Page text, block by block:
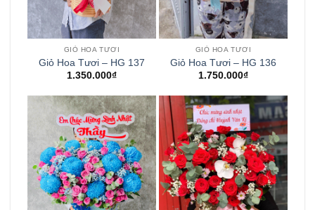
GIỎ HOA TƯƠI
Giỏ Hoa Tươi – HG 137
1.350.000₫
GIỎ HOA TƯƠI
Giỏ Hoa Tươi – HG 136
1.750.000₫